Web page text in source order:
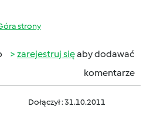
strony
zarejestruj sięaby dodawać
komentarze
Dołączył : 31.10.2011